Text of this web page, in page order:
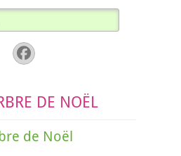
Facebook
DE NOËL
de Noël